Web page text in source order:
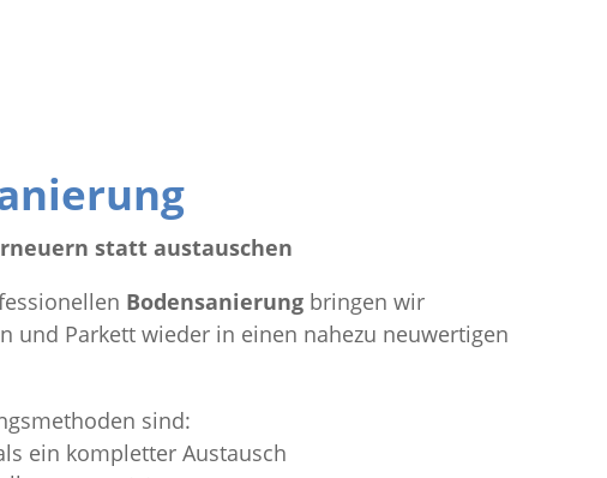
statt austauschen
Bodensanierung bringen wir
und Parkett wieder in einen nahezu neuwertigen
sind:
ein kompletter Austausch